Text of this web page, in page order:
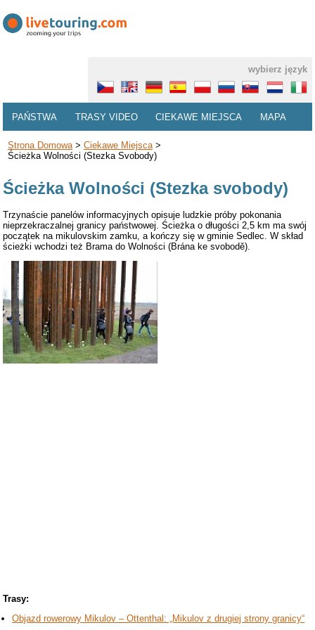
wybierz język
PAŃSTWA TRASY VIDEO CIEKAWE MIEJSCA MAPA
Strona Domowa> Ciekawe Miejsca>
Ścieżka Wolności (Stezka Svobody)
Ścieżka Wolności (Stezka svobody)
Trzynaście panelów informacyjnych opisuje ludzkie próby pokonania
nieprzekraczalnej granicy państwowej. Ścieżka o długości 2,5 km ma swój
początek na mikulovskim zamku, a kończy się w gminie Sedlec. W skład
ścieżki wchodzi też Brama do Wolności (Brána ke svobodě).
Trasy:
Objazd rowerowy Mikulov – Ottenthal: „Mikulov z drugiej strony granicy“